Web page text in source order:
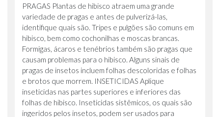
PRAGAS Plantas de hibisco atraem uma grande
variedade de pragas e antes de pulverizá-las,
identifique quais são. Tripes e pulgões são comuns em
hibisco, bem como cochonilhas e moscas brancas.
Formigas, ácaros e tenébrios também são pragas que
causam problemas para o hibisco. Alguns sinais de
pragas de insetos incluem folhas descoloridas e folhas
e brotos que morrem. INSETICIDAS Aplique
inseticidas nas partes superiores e inferiores das
folhas de hibisco. Inseticidas sistêmicos, os quais são
ingeridos pelos insetos, podem ser usados para